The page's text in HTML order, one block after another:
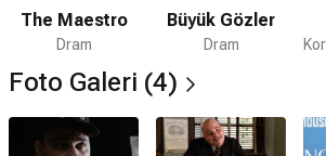
The Maestro
Dram
Büyük Gözler
Dram
Foto Galeri (4)